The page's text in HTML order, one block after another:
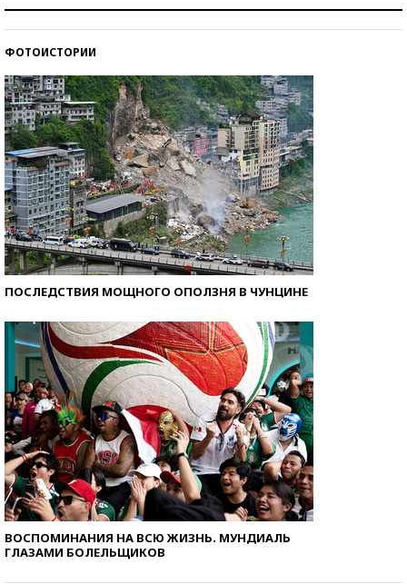
ФОТОИСТОРИИ
ПОСЛЕДСТВИЯ МОЩНОГО ОПОЛЗНЯ В ЧУНЦИНЕ
ВОСПОМИНАНИЯ НА ВСЮ ЖИЗНЬ. МУНДИАЛЬ
ГЛАЗАМИ БОЛЕЛЬЩИКОВ